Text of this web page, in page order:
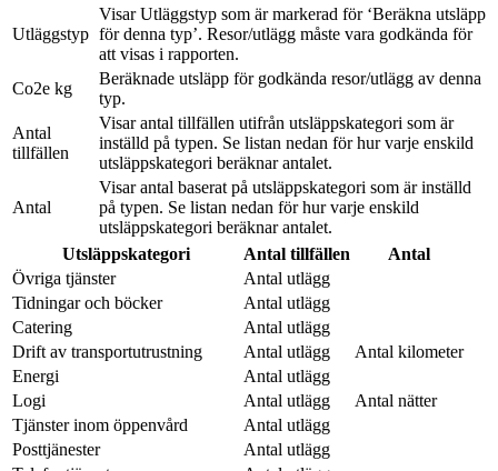
Utläggstyp
Visar Utläggstyp som är markerad för ‘Beräkna utsläpp
för denna typ’. Resor/utlägg måste vara godkända för
att visas i rapporten.
Co2e kg
Beräknade utsläpp för godkända resor/utlägg av denna
typ.
Antal
tillfällen
Visar antal tillfällen utifrån utsläppskategori som är
inställd på typen. Se listan nedan för hur varje enskild
utsläppskategori beräknar antalet.
Antal
Visar antal baserat på utsläppskategori som är inställd
på typen. Se listan nedan för hur varje enskild
utsläppskategori beräknar antalet.
Utsläppskategori
Antal tillfällen
Antal
Övriga tjänster
Antal utlägg
Tidningar och böcker
Antal utlägg
Catering
Antal utlägg
Drift av transportutrustning
Antal utlägg
Antal kilometer
Energi
Antal utlägg
Logi
Antal utlägg
Antal nätter
Tjänster inom öppenvård
Antal utlägg
Posttjänester
Antal utlägg